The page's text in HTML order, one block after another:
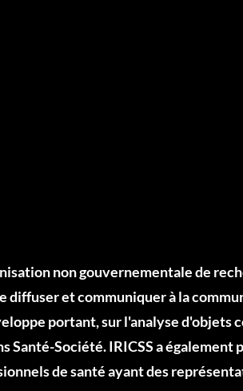
non gouvernementale de
diffuser et communiquer à la
portant, sur l'analyse d'objets
Santé-Société. IRICSS a
de santé ayant des